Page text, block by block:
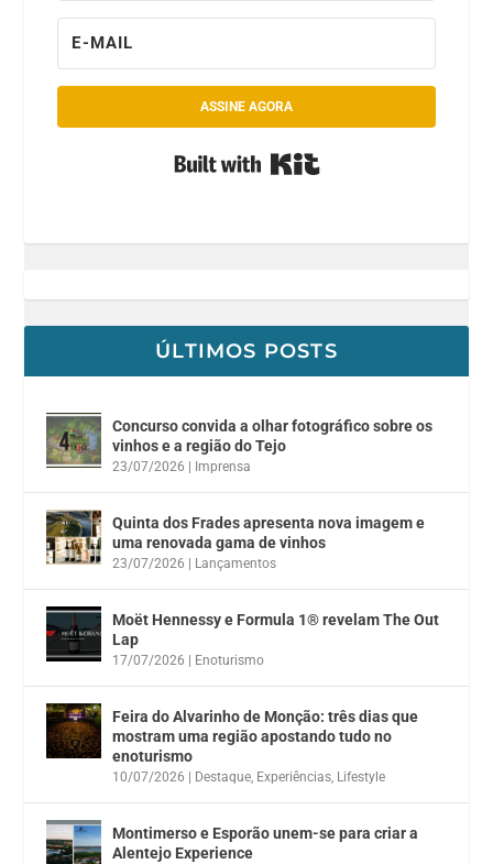
ASSINE AGORA
ÚLTIMOS POSTS
Concurso convida a olhar fotográfico sobre os
vinhos e a região do Tejo
23/07/2026 | Imprensa
Quinta dos Frades apresenta nova imagem e
uma renovada gama de vinhos
23/07/2026 | Lançamentos
Moët Hennessy e Formula 1® revelam The Out
Lap
17/07/2026 | Enoturismo
Feira do Alvarinho de Monção: três dias que
mostram uma região apostando tudo no
enoturismo
10/07/2026 | Destaque, Experiências, Lifestyle
Montimerso e Esporão unem-se para criar a
Alentejo Experience